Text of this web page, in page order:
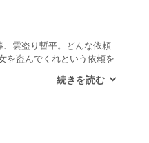
、雲盗り暫平。どんな依頼
を盗んでくれという依頼を